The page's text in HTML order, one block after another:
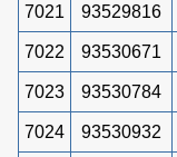
7021 93529816
7022 93530671
7023 93530784
7024 93530932